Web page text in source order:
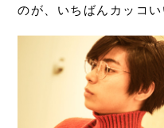
のが、いちばんカッコい